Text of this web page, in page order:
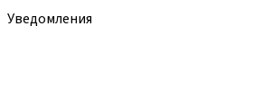
Уведомления